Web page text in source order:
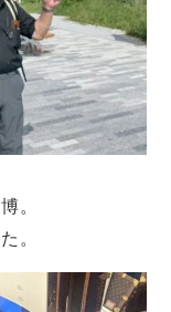
。
。